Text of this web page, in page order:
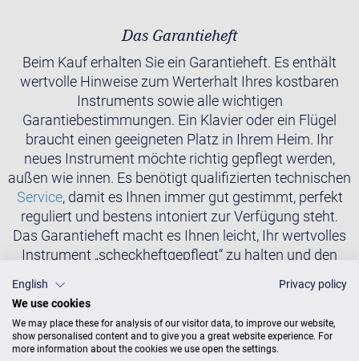
Das Garantieheft
Beim Kauf erhalten Sie ein Garantieheft. Es enthält
wertvolle Hinweise zum Werterhalt Ihres kostbaren
Instruments sowie alle wichtigen
Garantiebestimmungen. Ein Klavier oder ein Flügel
braucht einen geeigneten Platz in Ihrem Heim. Ihr
neues Instrument möchte richtig gepflegt werden,
außen wie innen. Es benötigt qualifizierten technischen
Service, damit es Ihnen immer gut gestimmt, perfekt
reguliert und bestens intoniert zur Verfügung steht.
Das Garantieheft macht es Ihnen leicht, Ihr wertvolles
Instrument „scheckheftgepflegt“ zu halten und den
Die Aktivierung Ihrer Garantie
English
Privacy policy
We use cookies
We may place these for analysis of our visitor data, to improve our website,
show personalised content and to give you a great website experience. For
more information about the cookies we use open the settings.